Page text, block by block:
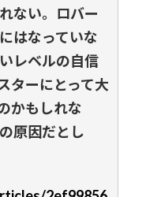
ない。ロバー
はなっていな
レベルの自信
ターにとって大
かもしれな
原因だとし